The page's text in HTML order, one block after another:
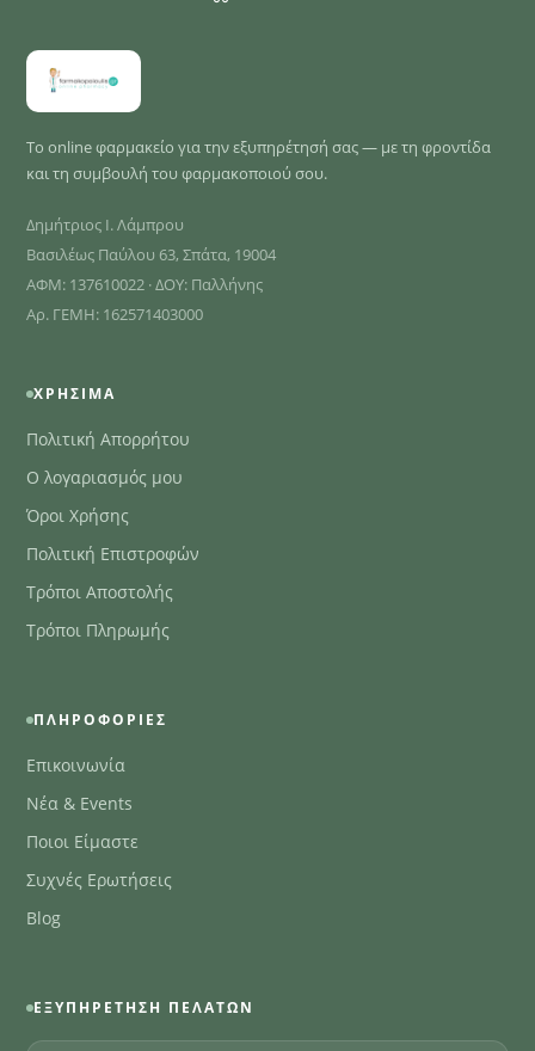
Το online φαρμακείο για την εξυπηρέτησή σας — με τη φροντίδα
και τη συμβουλή του φαρμακοποιού σου.
Δημήτριος Ι. Λάμπρου
Βασιλέως Παύλου 63, Σπάτα, 19004
ΑΦΜ: 137610022 · ΔΟΥ: Παλλήνης
Αρ. ΓΕΜΗ: 162571403000
ΧΡΉΣΙΜΑ
Πολιτική Απορρήτου
Ο λογαριασμός μου
Όροι Χρήσης
Πολιτική Επιστροφών
Τρόποι Αποστολής
Τρόποι Πληρωμής
ΠΛΗΡΟΦΟΡΊΕΣ
Επικοινωνία
Νέα & Events
Ποιοι Είμαστε
Συχνές Ερωτήσεις
Blog
ΕΞΥΠΗΡΈΤΗΣΗ ΠΕΛΑΤΏΝ